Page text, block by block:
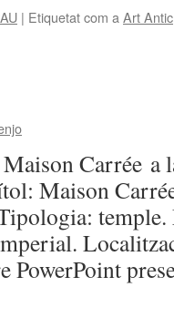
| Etiquetat com a Art Antic
Carrée a
Maison
PowerPoint